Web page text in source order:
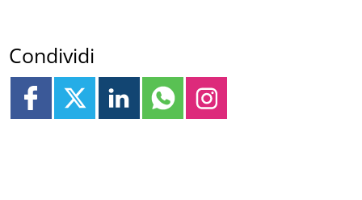
Condividi